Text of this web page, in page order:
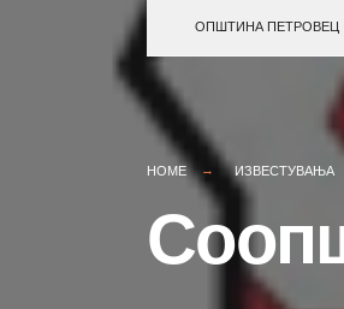
ОПШТИНА ПЕТРОВЕЦ
HOME ИЗВЕСТУВАЊА